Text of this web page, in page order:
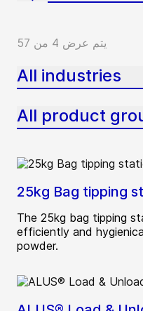
يتم عرض 4 من 57
All industries
All product
25kg Bag tipping
The 25kg bag tipping
efficiently and
powder.